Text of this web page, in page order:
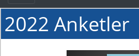
2022 Anketler